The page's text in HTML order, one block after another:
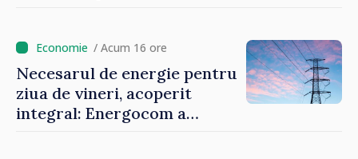
/ Acum 16 ore
Necesarul de energie pentru
ziua de vineri, acoperit
integral: Energocom a